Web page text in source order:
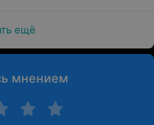
сезону или особым
выбирают женщины
ещё
мнением